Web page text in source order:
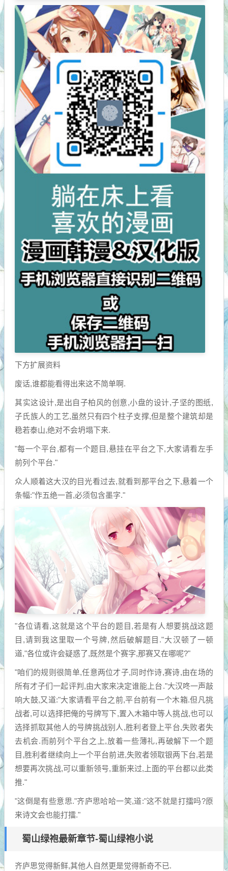
下方扩展资料
废话,谁都能看得出来这不简单啊.
其实这设计,是出自子柏风的创意,小盘的设计,子坚的图纸,
子氏族人的工艺,虽然只有四个柱子支撑,但是整个建筑却是
稳若泰山,绝对不会坍塌下来.
"每一个平台,都有一个题目,悬挂在平台之下,大家请看左手
前列个平台."
众人顺着这大汉的目光看过去,就看到那平台之下,悬着一个
条幅:"作五绝一首,必须包含墨字."
"各位请看,这就是这个平台的题目,若是有人想要挑战这题
目,请到我这里取一个号牌,然后破解题目."大汉顿了一顿
道,"各位或许会疑惑了,既然是个赛字,那赛又在哪呢?"
"咱们的规则很简单,任意两位才子,同时作诗,赛诗,由在场的
所有才子们一起评判,由大家来决定谁能上台."大汉咚一声敲
响大鼓,又道:"大家请看平台之前,平台前有一个木箱.但凡挑
战者,可以选择把俺的号牌写下,置入木箱中等人挑战,也可以
选择抓取其他人的号牌挑战别人,胜利者登上平台,失败者失
去机会.而前列个平台之上,放着一些薄礼,再破解下一个题
目,胜利者继续向上一个平台前进,失败者领取银两下台,若是
想要再次挑战,可以重新领号,重新来过,上面的平台都以此类
推."
"这倒是有些意思."齐庐思哈哈一笑,道:"这不就是打擂吗?原
来诗文会也能打擂."
蜀山绿袍最新章节-蜀山绿袍小说
齐庐思觉得新鲜,其他人自然更是觉得新奇不已.